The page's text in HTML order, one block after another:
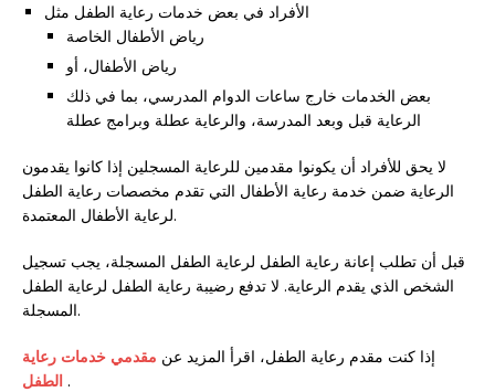
الأفراد في بعض خدمات رعاية الطفل مثل
رياض الأطفال الخاصة
رياض الأطفال، أو
بعض الخدمات خارج ساعات الدوام المدرسي، بما في ذلك
الرعاية قبل وبعد المدرسة، والرعاية عطلة وبرامج عطلة
لا یحق للأفراد أن یکونوا مقدمین للرعایة المسجلین إذا کانوا یقدمون
الرعایة ضمن خدمة رعایة الأطفال التي تقدم مخصصات رعایة الطفل
لرعایة الأطفال المعتمدة.
قبل أن تطلب إعانة رعاية الطفل لرعاية الطفل المسجلة، يجب تسجيل
الشخص الذي يقدم الرعاية. لا تدفع رضيبة رعاية الطفل لرعاية الطفل
المسجلة.
إذا كنت مقدم رعاية الطفل، اقرأ المزيد عن مقدمي خدمات رعاية
الطفل .